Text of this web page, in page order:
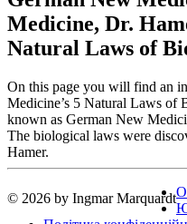
Medicine, Dr.
Natural Laws of
On this page you will find an
Medicine’s 5 Natural Laws of
known as German New
The biological laws were
Hamer.
© 2026 by Ingmar Marquardt